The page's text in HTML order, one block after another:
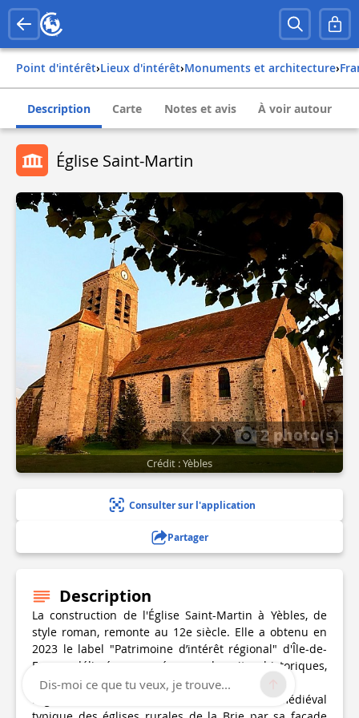
Point d'intérêt› Lieux d'intérêt› Monuments et architecture›
Description Carte Notes et avis À voir autour
Église Saint-Martin
2 photo(s)
Crédit : Yèbles
Consulter sur l'application
Partager
Description
La construction de l'Église Saint-Martin à Yèbles, de
style roman, remonte au 12e siècle. Elle a obtenu en
2023 le label "Patrimoine d’intérêt régional" d'Île-de-
France délivré pour préserver des sites historiques,
culturels et touristiques non protégés.
L’église Saint-Martin de Yèbles est un édifice médiéval
Dis-moi ce que tu veux, je trouve...